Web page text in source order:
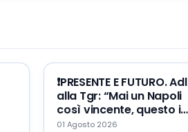
❗️PRESENTE E FUTURO. Adl
alla Tgr: “Mai un Napoli
così vincente, questo il
mio errore ed il mio
01 Agosto 2026